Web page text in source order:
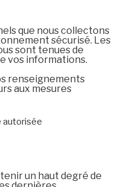
que nous collectons
sécurisé. Les
sont tenues de
vos informations.
renseignements
aux mesures
autorisée
un haut degré de